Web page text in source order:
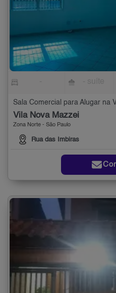
Sala Comercial para Alugar na
Vila Nova Mazzei
Zona Norte - São Paulo
Rua das Imbiras